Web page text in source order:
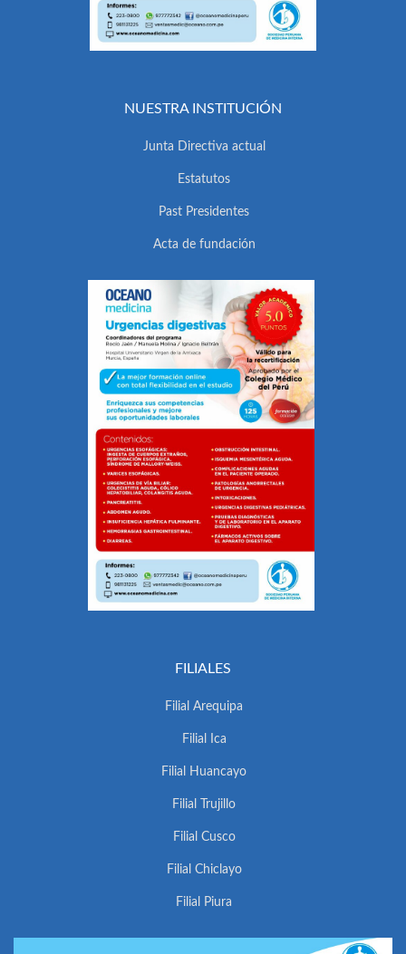
NUESTRA INSTITUCIÓN
Junta Directiva actual
Estatutos
Past Presidentes
Acta de fundación
FILIALES
Filial Arequipa
Filial Ica
Filial Huancayo
Filial Trujillo
Filial Cusco
Filial Chiclayo
Filial Piura